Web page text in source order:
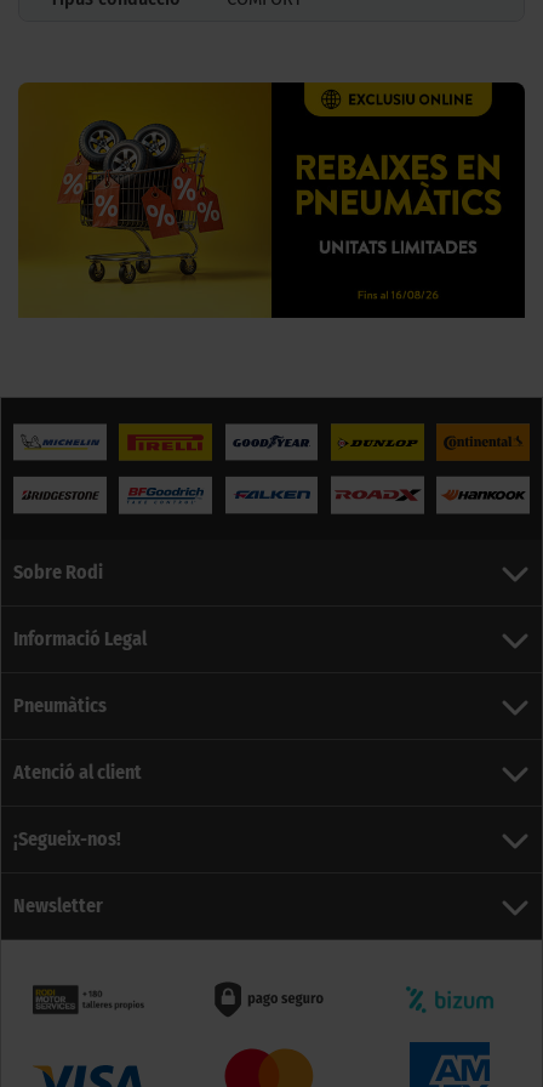
Sobre Rodi
Informació Legal
Pneumàtics
Atenció al client
¡Segueix-nos!
Newsletter